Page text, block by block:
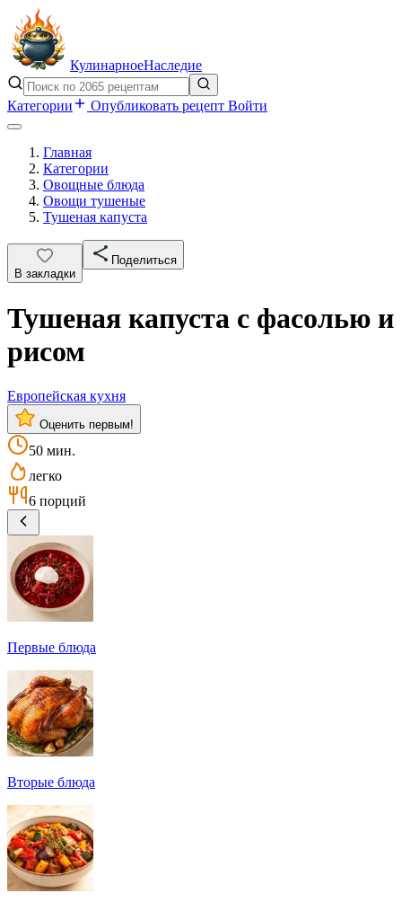
КулинарноеНаследие
Категории Опубликовать рецепт Войти
Главная
Категории
Овощные блюда
Овощи тушеные
Тушеная капуста
В закладки
Поделиться
Тушеная капуста с фасолью и
рисом
Европейская кухня
Оценить первым!
50 мин.
легко
6 порций
Первые блюда
Вторые блюда